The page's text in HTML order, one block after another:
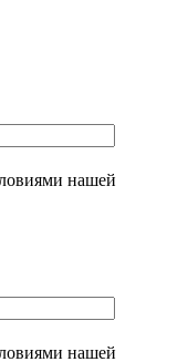
нашей
нашей